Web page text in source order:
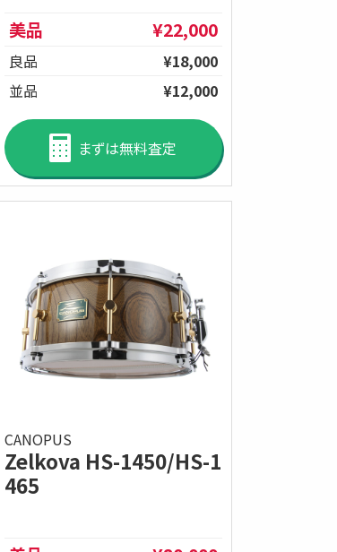
美品 ¥22,000
良品
¥18,000
並品
¥12,000
まずは無料査定
CANOPUS
Zelkova HS-1450/HS-1
465